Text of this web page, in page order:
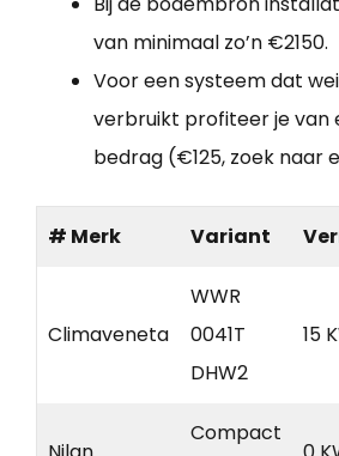
van minimaal zo’n €2150.
Voor een systeem dat
verbruikt profiteer je van
bedrag (€125, zoek naar
# Merk Variant
Climaveneta
WWR
0041T
DHW2
15
Compact